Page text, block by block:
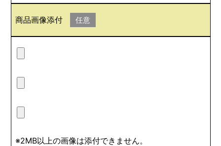
商品画像添付 任意
※2MB以上の画像は添付できません。